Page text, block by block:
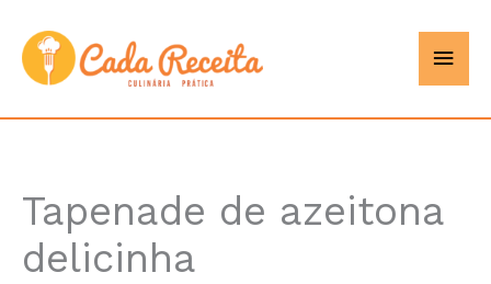
para
conteúdo
Tapenade de azeitona
delicinha
minutes